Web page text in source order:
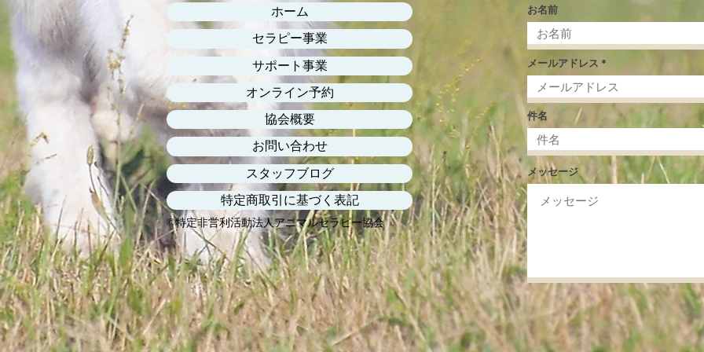
ホーム
セラピー事業
サポート事業
オンライン予約
協会概要
お問い合わせ
スタッフブログ
特定商取引に基づく表記
©特定非営利活動法人アニマルセラピー協会
お名前
メールアドレス
件名
メッセージ